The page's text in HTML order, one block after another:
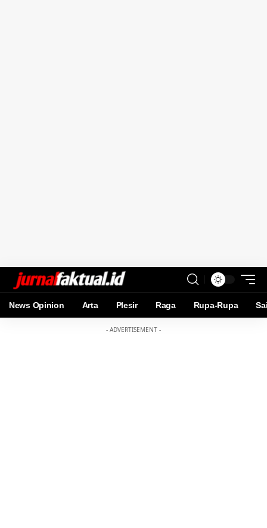
News Opinion Arta Plesir Raga Rupa-Rupa
- ADVERTISEMENT -